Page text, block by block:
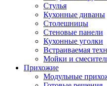
Стулья
Кухонные диваны
Столешницы
Стеновые панели
Кухонные уголки
Встраиваемая
Мойки и
Прихожие
Модульные